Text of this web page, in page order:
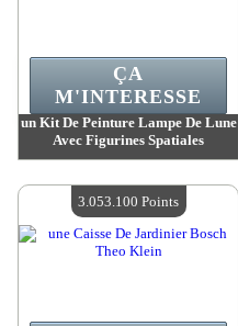
un Kit De Peinture Lampe De Lune
Avec Figurines Spatiales
Quantité Disponible :4
ÇA
M'INTERESSE
3.053.100 Points